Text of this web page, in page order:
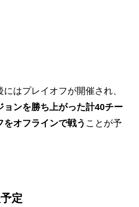
にはプレイオフが開催され、
ョンを勝ち上がった計40チー
をオフラインで戦う ことが予
定